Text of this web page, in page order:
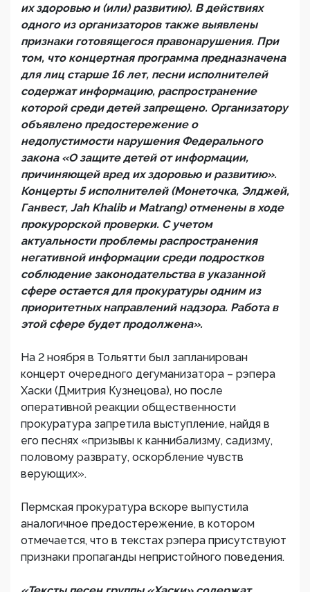
их здоровью и (или) развитию). В действиях
одного из организаторов также выявлены
признаки готовящегося правонарушения. При
том, что концертная программа предназначена
для лиц старше 16 лет, песни исполнителей
содержат информацию, распространение
которой среди детей запрещено. Организатору
объявлено предостережение о
недопустимости нарушения Федерального
закона «О защите детей от информации,
причиняющей вред их здоровью и развитию».
Концерты 5 исполнителей (Монеточка, Элджей,
Ганвест, Jah Khalib и Matrang) отменены в ходе
прокурорской проверки. С учетом
актуальности проблемы распространения
негативной информации среди подростков
соблюдение законодательства в указанной
сфере остается для прокуратуры одним из
приоритетных направлений надзора. Работа в
этой сфере будет продолжена».
На 2 ноября в Тольятти был запланирован
концерт очередного дегуманизатора – рэпера
Хаски (Дмитрия Кузнецова), но после
оперативной реакции общественности
прокуратура запретила выступление, найдя в
его песнях «призывы к каннибализму, садизму,
половому разврату, оскорбление чувств
верующих».
Пермская прокуратура вскоре выпустила
аналогичное предостережение, в котором
отмечается, что в текстах рэпера присутствуют
признаки пропаганды непристойного поведения.